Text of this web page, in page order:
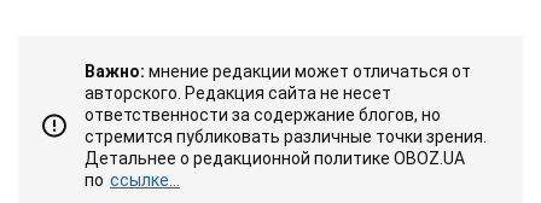
Важно: мнение редакции может отличаться от
авторского. Редакция сайта не несет
ответственности за содержание блогов, но
стремится публиковать различные точки зрения.
Детальнее о редакционной политике OBOZ.UA
по ссылке...